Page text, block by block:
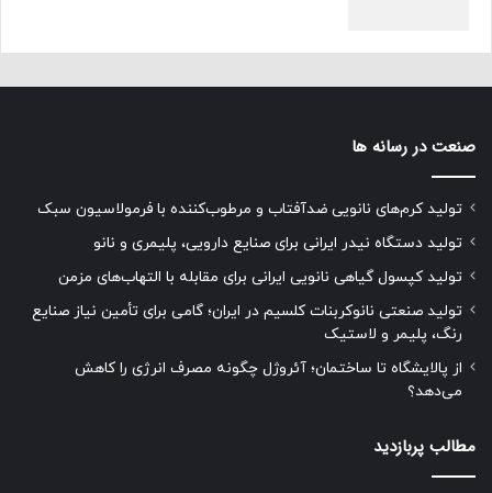
صنعت در رسانه ها
تولید کرم‌های نانویی ضدآفتاب و مرطوب‌کننده با فرمولاسیون سبک
تولید دستگاه نیدر ایرانی برای صنایع دارویی، پلیمری و نانو
تولید کپسول گیاهی نانویی ایرانی برای مقابله با التهاب‌های مزمن
تولید صنعتی نانوکربنات کلسیم در ایران؛ گامی برای تأمین نیاز صنایع
رنگ، پلیمر و لاستیک
از پالایشگاه تا ساختمان؛ آئروژل چگونه مصرف انرژی را کاهش
می‌دهد؟
مطالب پربازدید